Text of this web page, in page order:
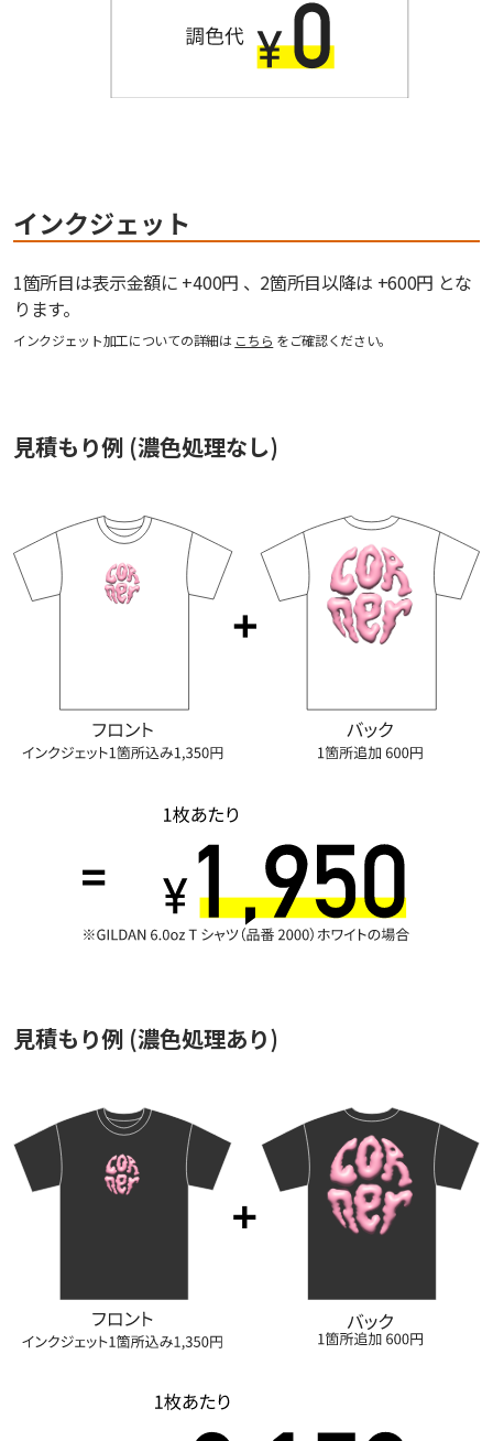
インクジェット
1箇所目は表示金額に +400円 、2箇所目以降は +600円 とな
ります。
インクジェット加工についての詳細は こちら をご確認ください。
見積もり例 (濃色処理なし)
見積もり例 (濃色処理あり)